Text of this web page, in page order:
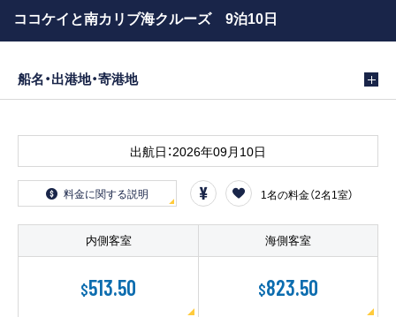
クルーズ検索
クルーズの楽しみ方
船内へようこそ
客船のご案内
寄港地ガイド
トピックス パンフレット
ココケイと南カリブ海クルーズ 9泊10日
船名・出港地・寄港地
出航日：2026年09月10日
料金に関する説明 1名の料金（2名1室）
内側客室
$513.50
海側客室
$823.50